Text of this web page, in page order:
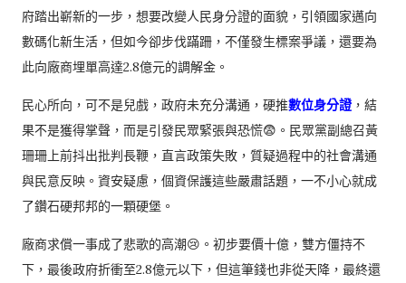
府踏出嶄新的一步，想要改變人民身分證的面貌，引領國家邁向
數碼化新生活，但如今卻步伐蹣跚，不僅發生標案爭議，還要為
此向廠商埋單高達2.8億元的調解金。
民心所向，可不是兒戲，政府未充分溝通，硬推數位身分證，結
果不是獲得掌聲，而是引發民眾緊張與恐慌😨。民眾黨副總召黃
珊珊上前抖出批判長鞭，直言政策失敗，質疑過程中的社會溝通
與民意反映。資安疑慮，個資保護這些嚴肅話題，一不小心就成
了鑽石硬邦邦的一顆硬堡。
廠商求償一事成了悲歌的高潮😢。初步要價十億，雙方僵持不
下，最後政府折衝至2.8億元以下，但這筆錢也非從天降，最終還